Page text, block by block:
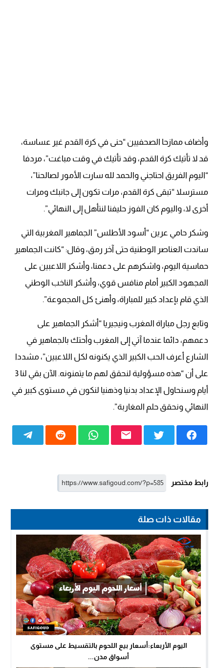
وأضاف ممازحا الصحفيين “حنى في كرة القدم غير عساسة،
قد لا تأتيك كرة القدم، وقد تأتيك في وقت مباغت”، مردفا
“اليوم الفريق احتاجني والحمد لله سارت الأمور لصالحنا”،
مسترسلا “تبقى كرة القدم، مرات تكون إلى جانبك ومرات
أخرى لا، واليوم كان الفوز حليفنا لنتأهل إلى النهائي”.
وشكر حامي عرين “أسود الأطلس” الجماهير المغربية التي
ساندت العناصر الوطنية حتى آخر رمق، وقال: “كانت الجماهير
حماسية اليوم، واشكرهم على دعمنا، وأشكر اللاعبين على
المجهود الكبير أمام منافس قوي، وأشكر الناخب الوطني
الذي قام بإعداد كبير للمباراة، وأهنئ كل المجموعة”.
وتابع رجل مباراة المغرب ونيجيريا “أشكر الجماهير على
دعمهم، دائما عندما آتي إلى المغرب وأحتك بالجماهير في
الشارع أعرف الحب الكبير الذي يكنونه لكل اللاعبين”، مشددا
على أن “هذه مسؤولية لنحقق لهم ما يتمنونه. الآن بقي لنا 3
أيام وسنحاول الإعداد بدنيا وذهنيا لنكون في مستوى كبير في
النهائي ونحقق حلم المغاربة”.
رابط مختصر
مقالات ذات صلة
اليوم الأربعاء:أسعار بيع اللحوم بالتقسيط على مستوى
أسواق مدن...